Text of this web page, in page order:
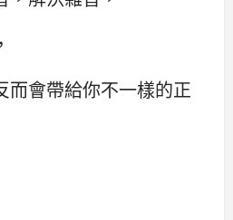
而會帶給你不一樣的正